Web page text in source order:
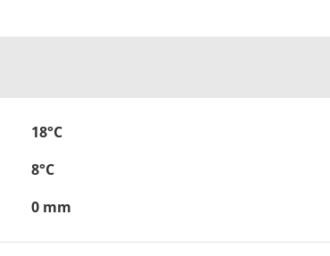
18°C
8°C
0 mm